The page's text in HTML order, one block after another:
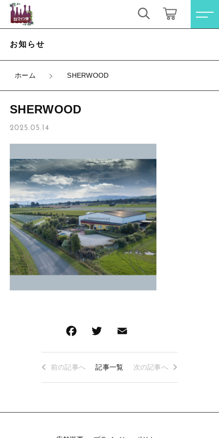
お知らせ
ホーム SHERWOOD
SHERWOOD
2025.05.14
前の記事へ 記事一覧 次の記事へ
ログイン / 会員登録
お気に入り
すべての商品
お買い得ワインセット
その他（クール便等）
スパークリングワイン
ロゼワイン
白ワイン
赤ワイン
スパークリングワイン
ロゼワイン
白ワイン
赤ワイン
キーワード検索
こだわり検索
親カテゴリ
価格帯
～
その他
在庫あり セール